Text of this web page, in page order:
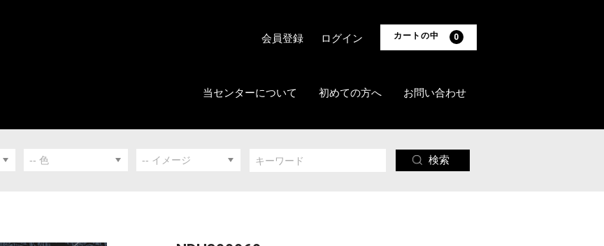
当センターについて 初めての方へ お問い合わせ
カートの中 0
会員登録 ログイン
検索